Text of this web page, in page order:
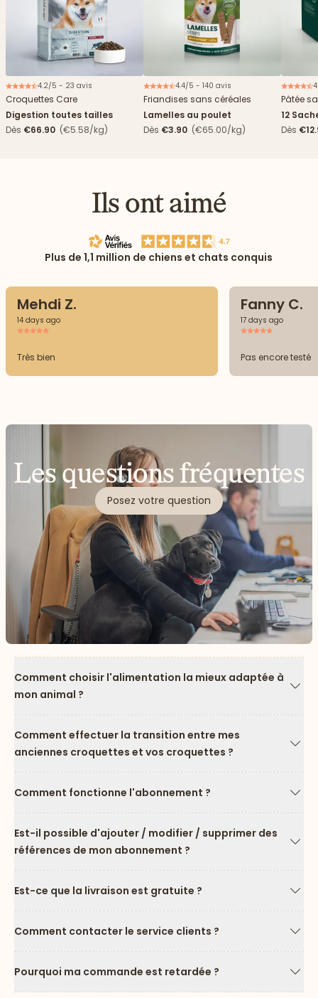
4.2/5 - 23 avis
Croquettes Care
Digestion toutes tailles
Dès €66.90 (€5.58/kg)
4.4/5 - 140 avis
Friandises sans céréales
Lamelles au poulet
Dès €3.90 (€65.00/kg)
Pâtée
12
Dès
Ils ont aimé
Plus de 1,1 million de chiens et chats conquis
Mehdi Z.
14 days ago
Très bien
Fanny C.
17 days ago
Pas encore testé
Les questions fréquentes
Posez votre question
Comment choisir l'alimentation la mieux adaptée à
mon animal ?
Comment effectuer la transition entre mes
anciennes croquettes et vos croquettes ?
Comment fonctionne l'abonnement ?
Est-il possible d'ajouter / modifier / supprimer des
références de mon abonnement ?
Est-ce que la livraison est gratuite ?
Comment contacter le service clients ?
Pourquoi ma commande est retardée ?